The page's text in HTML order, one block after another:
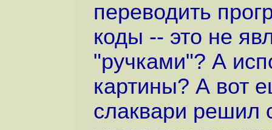
переводить
коды -- это не
"ручками"? А
картины? А вот
слаквари решил